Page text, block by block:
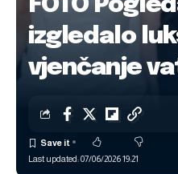
FOTO
izgledalo
vjenčanje
Last updated: 07/06/2026 19:21